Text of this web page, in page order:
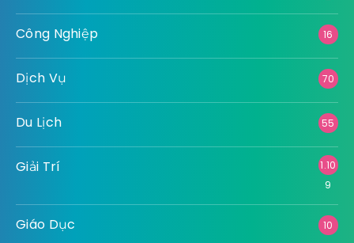
Công Nghiệp 16
Dịch Vụ 70
Du Lịch 55
Giải Trí
1.10
9
Giáo Dục 10